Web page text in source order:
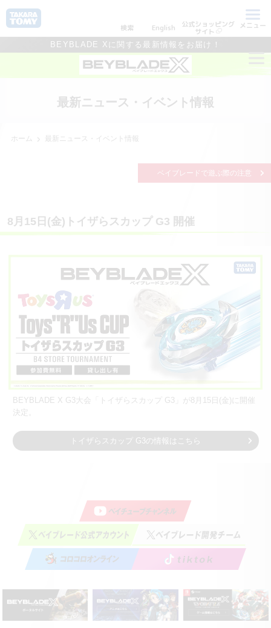
検索 English 公式ショッピング
サイト
メニュー
BEYBLADE Xに関する最新情報をお届け！
最新ニュース・イベント情報
ホーム 最新ニュース・イベント情報
ベイブレードで遊ぶ際の注意
8月15日(金)トイザらスカップ G3 開催
BEYBLADE X G3大会「トイザらスカップ G3」が8月15日(金)に開催
決定。
トイザらスカップ G3の情報はこちら